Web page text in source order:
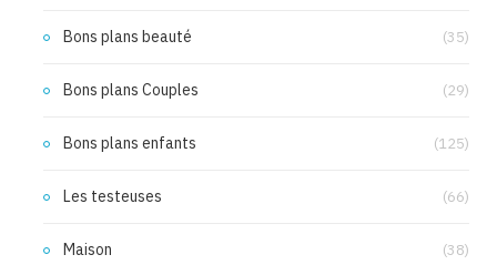
Bons plans beauté (35)
Bons plans Couples (29)
Bons plans enfants (125)
Les testeuses (66)
Maison (38)